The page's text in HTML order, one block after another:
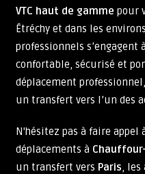
VTC haut de gamme pour
Étréchy et dans les
professionnels
confortable, sécurisé et
déplacement
un transfert vers l’un des
N'hésitez pas à faire appel
déplacements à
un transfert vers Paris, les